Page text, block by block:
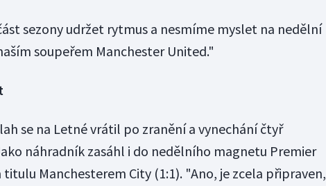
sezony udržet rytmus a nesmíme myslet na nedělní
soupeřem Manchester United."
se na Letné vrátil po zranění a vynechání čtyř
náhradník zasáhl i do nedělního magnetu Premier
titulu Manchesterem City (1:1). "Ano, je zcela připraven,